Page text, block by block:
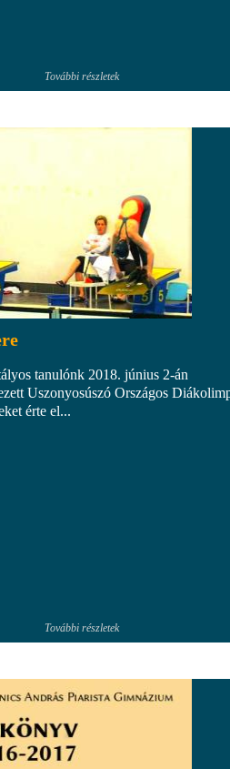
További részletek
tanulónk 2018. június 2-án
Uszonyosúszó Országos
érte el...
További részletek